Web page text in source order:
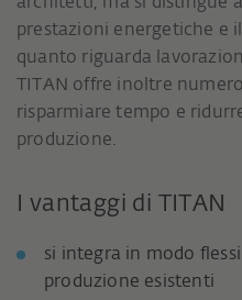
prestazioni energetiche e
quanto riguarda
TITAN offre inoltre
risparmiare tempo e
produzione.
I vantaggi di TITAN
si integra in modo
produzione esistenti